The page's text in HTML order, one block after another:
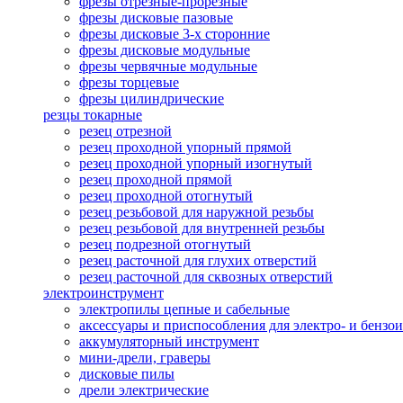
фрезы дисковые пазовые
фрезы дисковые 3-х сторонние
фрезы дисковые модульные
фрезы червячные модульные
фрезы торцевые
фрезы цилиндрические
резцы токарные
резец отрезной
резец проходной упорный прямой
резец проходной упорный изогнутый
резец проходной прямой
резец проходной отогнутый
резец резьбовой для наружной резьбы
резец резьбовой для внутренней резьбы
резец подрезной отогнутый
резец расточной для глухих отверстий
резец расточной для сквозных отверстий
электроинструмент
электропилы цепные и сабельные
аксессуары и приспособления для электро- и
аккумуляторный инструмент
мини-дрели, граверы
дисковые пилы
дрели электрические